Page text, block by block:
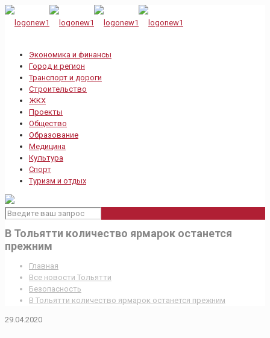
Экономика и финансы
Город и регион
Транспорт и дороги
Строительство
ЖКХ
Проекты
Общество
Образование
Медицина
Культура
Спорт
Туризм и отдых
В Тольятти количество ярмарок останется
прежним
Главная
Все новости Тольятти
Безопасность
В Тольятти количество ярмарок останется прежним
29.04.2020